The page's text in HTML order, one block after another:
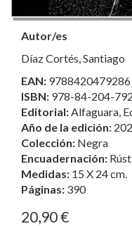
Autor/es
Díaz Cortés, Santiago
EAN: 9788420479286
ISBN: 978-84-204-
Editorial:Alfaguara,
Año de la edición:
Colección: Negra
Encuadernación:
Medidas: 15 X 24 cm.
Páginas: 390
20,90 €